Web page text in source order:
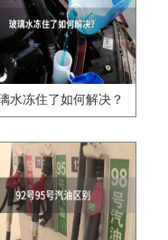
水冻住了如何解决？